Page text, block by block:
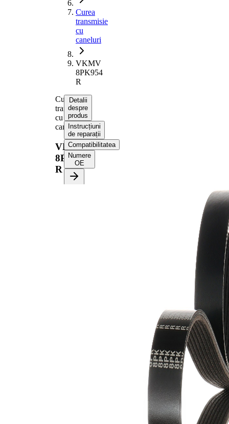
Curea
transmisie
cu
caneluri
VKMV
8PK954
R
Curea
transmisie
cu
caneluri
VKMV
8PK954
R
Detalii
despre
produs
Instrucțiuni
de reparații
Compatibilitatea
Numere
OE